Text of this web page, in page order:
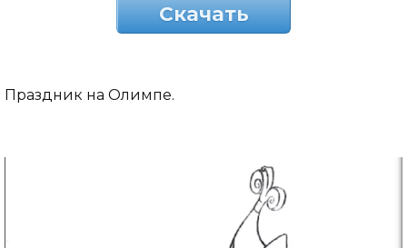
Скачать
Праздник на Олимпе.